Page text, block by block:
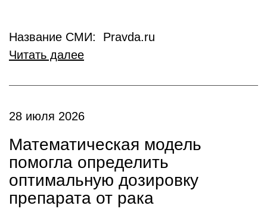
Название СМИ: Pravda.ru
Читать далее
28 июля 2026
Математическая модель
помогла определить
оптимальную дозировку
препарата от рака